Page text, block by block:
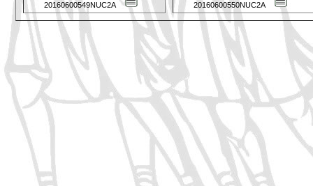
20160600549NUC2A 20160600550NUC2A